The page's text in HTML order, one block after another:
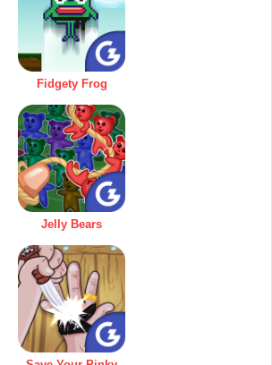
Fidgety Frog
Jelly Bears